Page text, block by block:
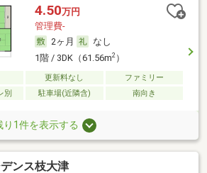
4.50万円
管理費-
2ヶ月
なし
1階 / 3DK（61.56m2）
更新料なし
ファミリー
別
駐車場(近隣含) 南向き
り1件を表示する
ンス枝大津